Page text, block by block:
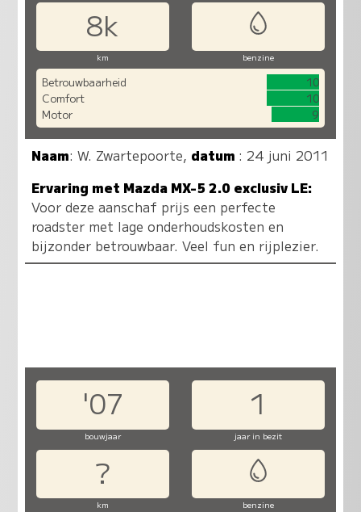
8k
km benzine
Betrouwbaarheid
10
Comfort
10
Motor
9
Naam:W. Zwartepoorte, datum : 24 juni 2011
Ervaring met Mazda MX-5 2.0 exclusiv LE:
Voor deze aanschaf prijs een perfecte
roadster met lage onderhoudskosten en
bijzonder betrouwbaar. Veel fun en rijplezier.
'07 1
bouwjaar jaar in bezit
?
km benzine